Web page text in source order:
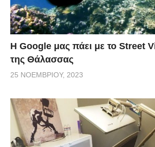
H Google μας πάει με το Street
της Θάλασσας
25 ΝΟΕΜΒΡΊΟΥ, 2023